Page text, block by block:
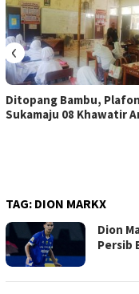
Ditopang Bambu,
Sukamaju 08 Khawatir
‹
TAG: DION MARKX
Dion
Persib